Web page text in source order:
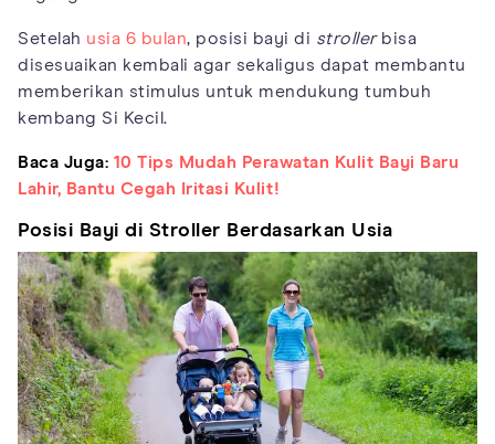
Setelah usia 6 bulan, posisi bayi di strollerbisa
disesuaikan kembali agar sekaligus dapat membantu
memberikan stimulus untuk mendukung tumbuh
kembang Si Kecil.
Baca Juga: 10 Tips Mudah Perawatan Kulit Bayi Baru
Lahir, Bantu Cegah Iritasi Kulit!
Posisi Bayi di Stroller Berdasarkan Usia